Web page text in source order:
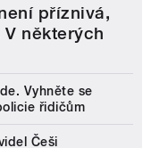
příznivá,
některých
Vyhněte se
řidičům
Češi